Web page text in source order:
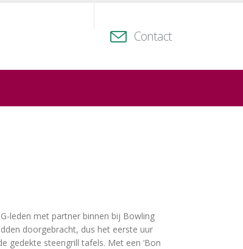
Contact
leden met partner binnen bij Bowling
doorgebracht, dus het eerste uur
gedekte steengrill tafels. Met een ‘Bon